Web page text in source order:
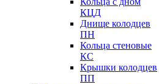
КЦД
Днище колодцев
ПН
Кольца стеновые
КС
Крышки колодцев
ПП